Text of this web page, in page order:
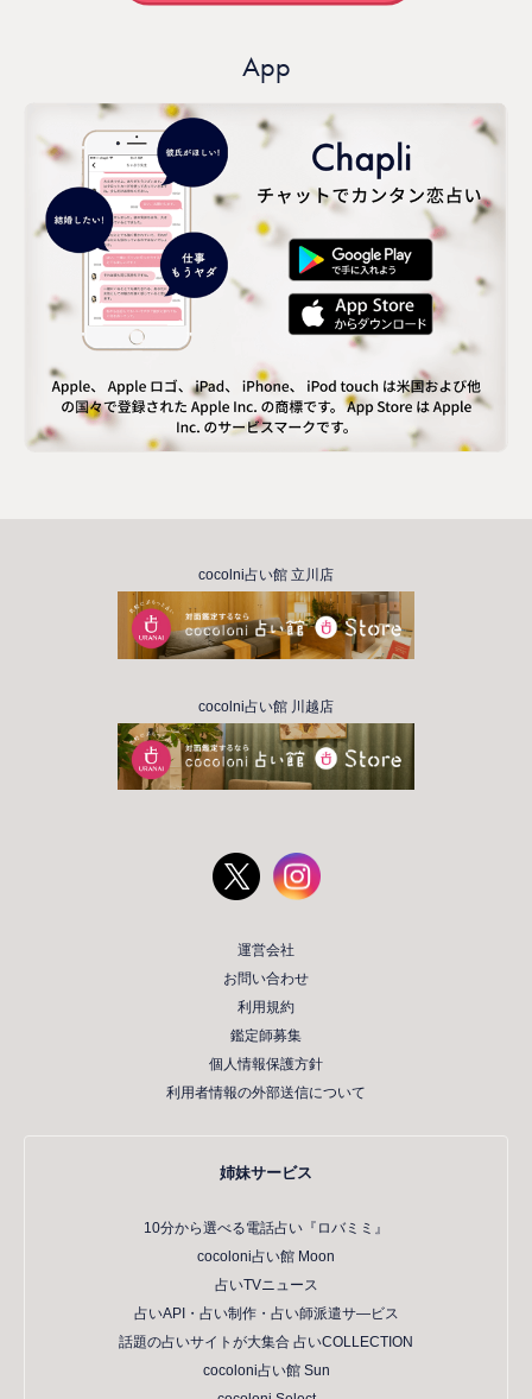
App
cocolni占い館 立川店
cocolni占い館 川越店
運営会社
お問い合わせ
利用規約
鑑定師募集
個人情報保護方針
利用者情報の外部送信について
姉妹サービス
10分から選べる電話占い『ロバミミ』
cocoloni占い館 Moon
占いTVニュース
占いAPI・占い制作・占い師派遣サ―ビス
話題の占いサイトが大集合 占いCOLLECTION
cocoloni占い館 Sun